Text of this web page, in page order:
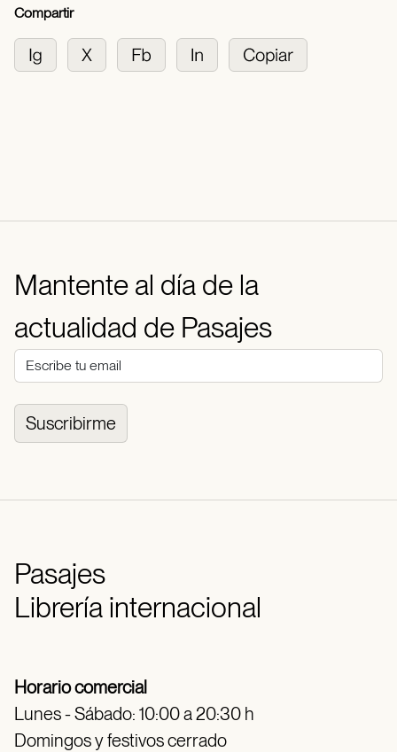
Compartir
Mantente al día de la
actualidad de Pasajes
Suscribirme
Pasajes
Librería internacional
Horario comercial
Lunes - Sábado: 10:00 a 20:30 h
Domingos y festivos cerrado